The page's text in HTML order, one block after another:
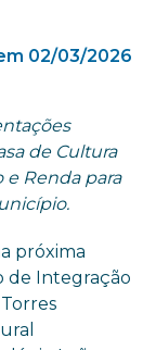
02/03/2026
de Cultura
e Renda para
próxima
de Integração